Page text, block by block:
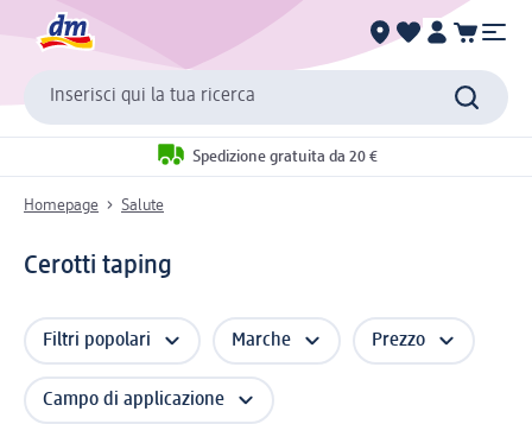
Inserisci qui la tua ricerca
Spedizione gratuita da 20 €
Homepage Salute
Cerotti taping
Filtri popolari Marche Prezzo
Campo di applicazione